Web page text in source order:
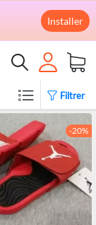
Installer
Filtrer
-20%